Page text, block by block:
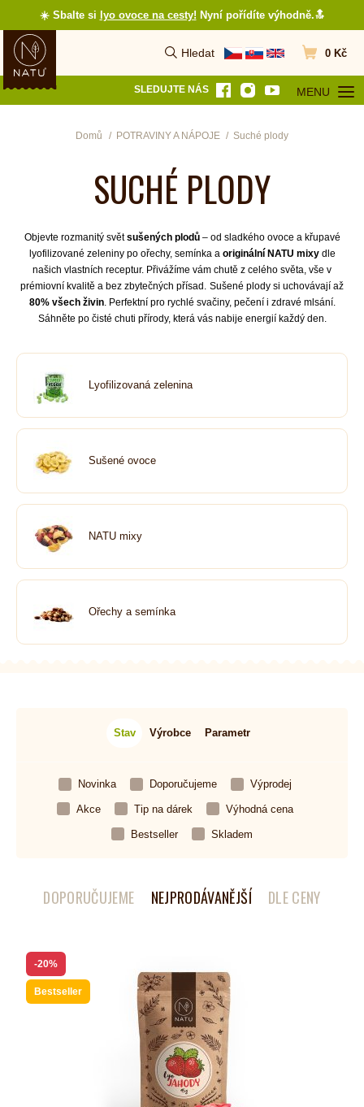
☀️ Sbalte si lyo ovoce na cesty! Nyní pořídíte výhodně.🔝
Hledat
Vyhledat Přejít do
0 Kč
SLEDUJTE NÁS MENU
OTEVŘÍT
Domů POTRAVINY A NÁPOJE Suché plody
SUCHÉ PLODY
Objevte rozmanitý světsušených plodů– od sladkého ovoce a křupavé
lyofilizované zeleniny po ořechy, semínka a originální NATU mixydle
našich vlastních receptur. Přivážíme vám chutě z celého světa, vše v
prémiovní kvalitě a bez zbytečných přísad.
Sušené plody si uchovávají až
80% všech živin. Perfektní pro rychlé svačiny, pečení i zdravé mlsání.
Sáhněte po čisté chuti přírody, která vás nabije energií každý den.
Lyofilizovaná zelenina
Sušené ovoce
NATU mixy
Ořechy a semínka
Stav Výrobce Parametr
Novinka Doporučujeme Výprodej
Akce Tip na dárek Výhodná cena
Bestseller Skladem
DOPORUČUJEME NEJPRODÁVANĚJŠÍ DLE CENY
-20%
Bestseller